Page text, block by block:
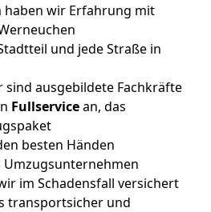
haben wir Erfahrung mit
und jede Straße in
ausgebildete Fachkräfte
Fullservicean, das
besten Händen
Umzugsunternehmen
im Schadensfall versichert
transportsicher und